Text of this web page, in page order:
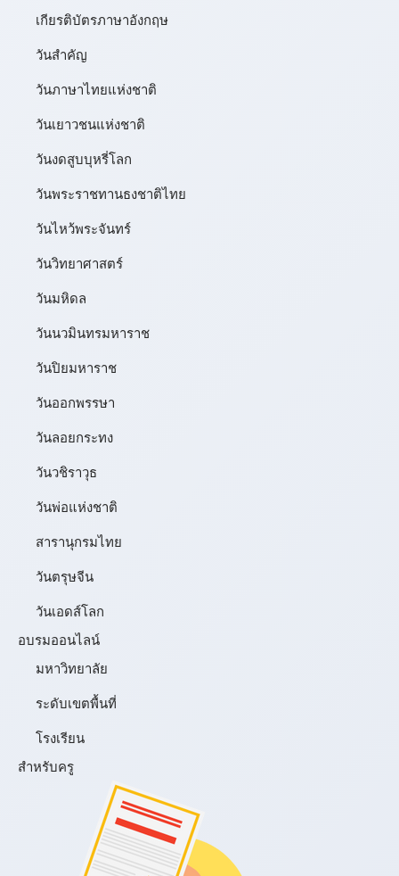
เกียรติบัตรภาษาอังกฤษ
วันสำคัญ
วันภาษาไทยแห่งชาติ
วันเยาวชนแห่งชาติ
วันงดสูบบุหรี่โลก
วันพระราชทานธงชาติไทย
วันไหว้พระจันทร์​
วันวิทยาศาสตร์
วันมหิดล
วันนวมินทรมหาราช
วันปิยมหาราช
วันออกพรรษา
วันลอยกระทง
วันวชิราวุธ
วันพ่อแห่งชาติ
สารานุกรมไทย
วันตรุษจีน
วันเอดส์โลก
อบรมออนไลน์
มหาวิทยาลัย
ระดับเขตพื้นที่
โรงเรียน
สำหรับครู